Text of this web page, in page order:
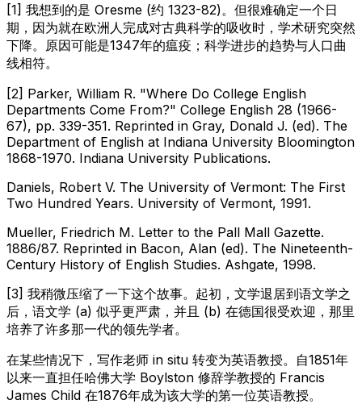
[1] 我想到的是 Oresme (约 1323-82)。但很难确定一个日
期，因为就在欧洲人完成对古典科学的吸收时，学术研究突然
下降。原因可能是1347年的瘟疫；科学进步的趋势与人口曲
线相符。
[2] Parker, William R. "Where Do College English
Departments Come From?" College English 28 (1966-
67), pp. 339-351. Reprinted in Gray, Donald J. (ed). The
Department of English at Indiana University Bloomington
1868-1970. Indiana University Publications.
Daniels, Robert V. The University of Vermont: The First
Two Hundred Years. University of Vermont, 1991.
Mueller, Friedrich M. Letter to the Pall Mall Gazette.
1886/87. Reprinted in Bacon, Alan (ed). The Nineteenth-
Century History of English Studies. Ashgate, 1998.
[3] 我稍微压缩了一下这个故事。起初，文学退居到语文学之
后，语文学 (a) 似乎更严肃，并且 (b) 在德国很受欢迎，那里
培养了许多那一代的领先学者。
在某些情况下，写作老师 in situ 转变为英语教授。自1851年
以来一直担任哈佛大学 Boylston 修辞学教授的 Francis
James Child 在1876年成为该大学的第一位英语教授。